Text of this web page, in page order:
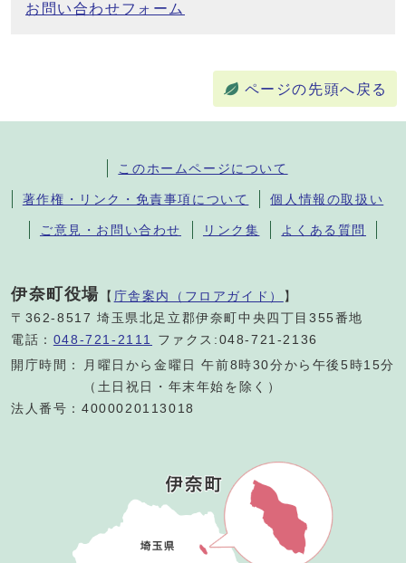
お問い合わせフォーム
ページの先頭へ戻る
このホームページについて
著作権・リンク・免責事項について 個人情報の取扱い
ご意見・お問い合わせ リンク集 よくある質問
伊奈町役場 【 庁舎案内（フロアガイド） 】
〒362-8517 埼玉県北足立郡伊奈町中央四丁目355番地
電話： 048-721-2111
ファクス:048-721-2136
開庁時間：
月曜日から金曜日 午前8時30分から午後5時15分
（土日祝日・年末年始を除く）
法人番号：4000020113018